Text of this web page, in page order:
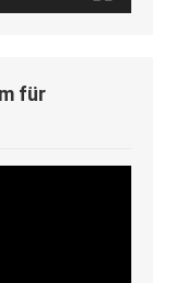
für